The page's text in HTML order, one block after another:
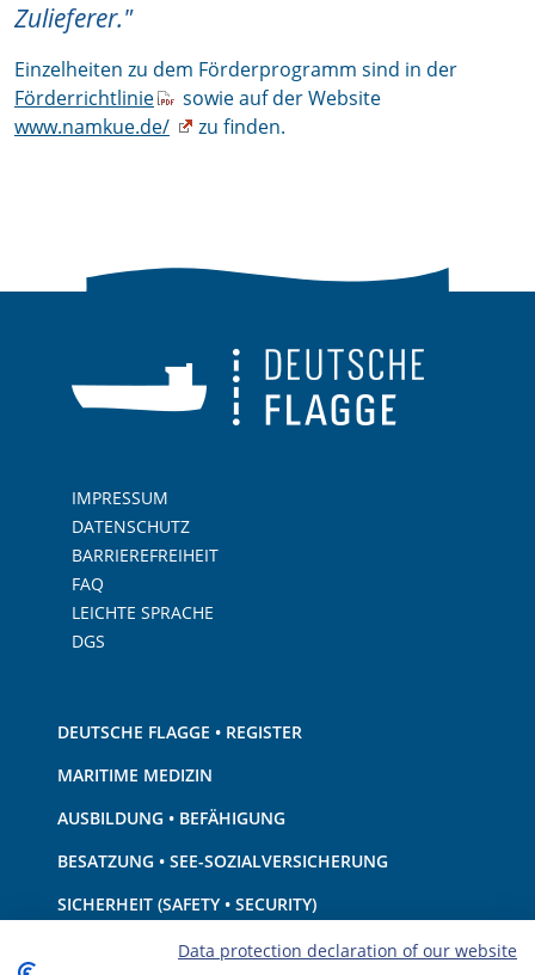
Zulieferer."
Einzelheiten zu dem Förderprogramm sind in der
Förderrichtlinie
sowie auf der Website
www.namkue.de/
zu finden.
IMPRESSUM
DATENSCHUTZ
BARRIEREFREIHEIT
FAQ
LEICHTE SPRACHE
DGS
DEUTSCHE FLAGGE • REGISTER
MARITIME MEDIZIN
AUSBILDUNG • BEFÄHIGUNG
BESATZUNG • SEE-SOZIALVERSICHERUNG
SICHERHEIT (SAFETY • SECURITY)
SCHIFF • AUSRÜSTUNGData protection declaration of our website